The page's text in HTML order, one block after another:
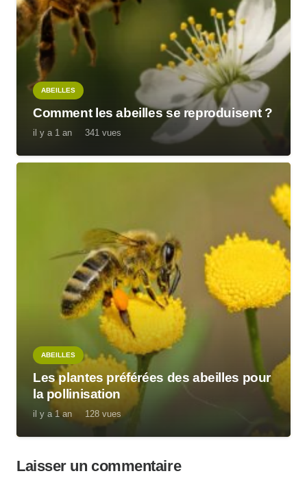
ABEILLES
Comment les abeilles se reproduisent ?
il y a 1 an 341 vues
ABEILLES
Les plantes préférées des abeilles pour
la pollinisation
il y a 1 an 128 vues
Laisser un commentaire